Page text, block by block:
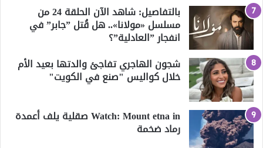
بالتفاصيل: شاهد الآن الحلقة 24 من
مسلسل «مولانا».. هل قُتل ”جابر” في
انفجار ”العادلية”؟
شجون الهاجري تفاجئ والدتها بعيد الأم
خلال كواليس "صنع في الكويت"
Watch: Mount etna in صقلية يلف أعمدة
رماد ضخمة